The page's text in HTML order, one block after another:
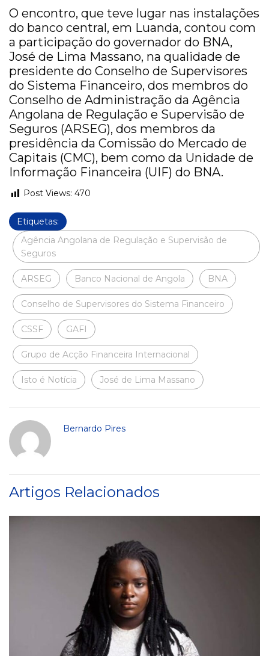
O encontro, que teve lugar nas instalações
do banco central, em Luanda, contou com
a participação do governador do BNA,
José de Lima Massano, na qualidade de
presidente do Conselho de Supervisores
do Sistema Financeiro, dos membros do
Conselho de Administração da Agência
Angolana de Regulação e Supervisão de
Seguros (ARSEG), dos membros da
presidência da Comissão do Mercado de
Capitais (CMC), bem como da Unidade de
Informação Financeira (UIF) do BNA.
Post Views: 470
Etiquetas:
Agência Angolana de Regulação e Supervisão de
Seguros
ARSEG Banco Nacional de Angola BNA
Conselho de Supervisores do Sistema Financeiro
CSSF GAFI
Grupo de Acção Financeira Internacional
Isto é Notícia José de Lima Massano
Bernardo Pires
Artigos Relacionados